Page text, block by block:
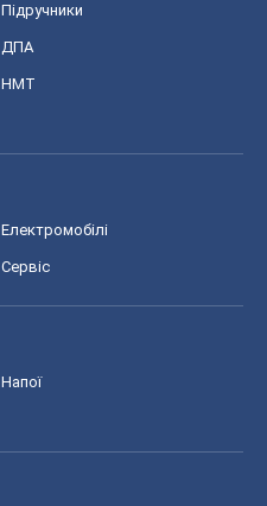
Підручники
ДПА
НМТ
Електромобілі
Сервіс
Напої